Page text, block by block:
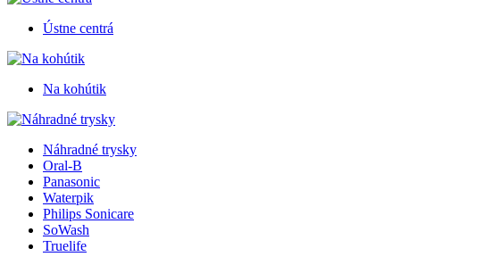
Ústne centrá
Na kohútik
Náhradné trysky
Oral-B
Panasonic
Waterpik
Philips Sonicare
SoWash
Truelife